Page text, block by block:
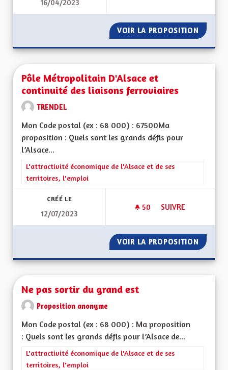
16/04/2023
VOIR LA PROPOSITION POUR
Pôle Métropolitain D'Alsace et
continuité des liaisons ferroviaires
TRENDEL
Mon Code postal (ex : 68 000) : 67500Ma
proposition : Quels sont les grands défis pour
l’Alsace...
Filtrer les résultats de la catégorie : L'attractivité
L'attractivité économique de l'Alsace et de ses
territoires, l'emploi
CRÉÉ LE
12/07/2023
50 50 ABONNÉS
SUIVRE
VOIR LA PROPOSITION PÔLE
Ne pas sortir du grand est
Proposition anonyme
Mon Code postal (ex : 68 000) : Ma proposition
: Quels sont les grands défis pour l’Alsace de...
Filtrer les résultats de la catégorie : L'attractivité
L'attractivité économique de l'Alsace et de ses
territoires, l'emploi